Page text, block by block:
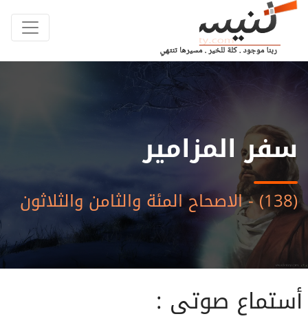
سفر المزامير
(138) - الاصحاح المئة والثامن والثلاثون
أستماع صوتى :